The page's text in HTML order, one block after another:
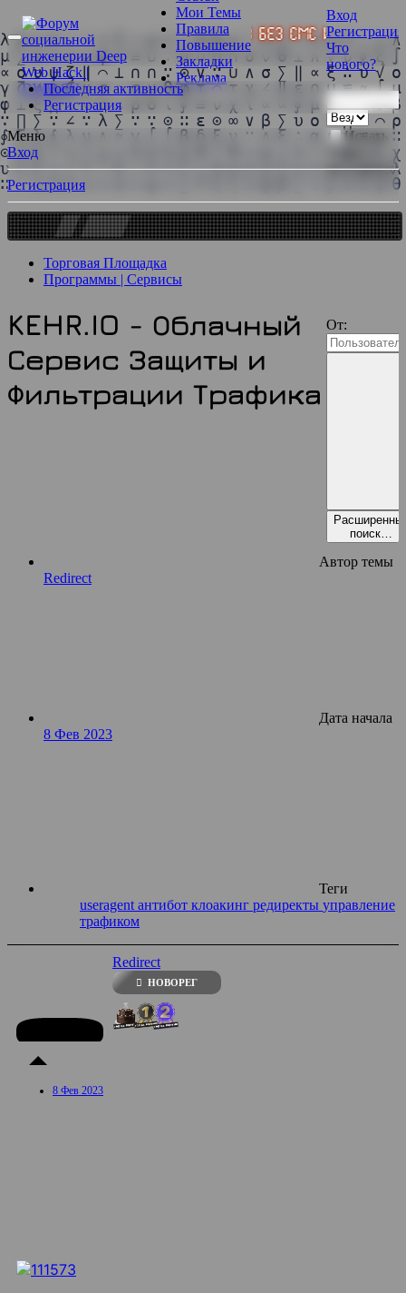
Мои Темы
Правила
Повышение
Закладки
Реклама
видео без смс и цензуры ⇶ Oтpиcoвкa
Вход
Регистрация
Что
нового?
Искать
заголовках
От:
поиск…
Последняя активность
Регистрация
Меню
Вход
Регистрация
МЕСТО СВОБОДНО -
Торговая Площадка
Программы | Сервисы
KEHR.IO - Облачный
Сервис Защиты и
Фильтрации Трафика
Автор темы
Redirect
Дата начала
8 Фев 2023
Теги
useragent антибот клоакинг редиректы управление
трафиком
Redirect
НОВОРЕГ
8 Фев 2023